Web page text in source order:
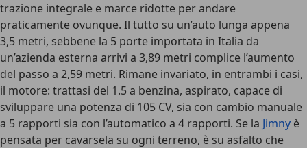
trazione integrale e marce ridotte per andare
praticamente ovunque. Il tutto su un’auto lunga appena
3,5 metri, sebbene la 5 porte importata in Italia da
un’azienda esterna arrivi a 3,89 metri complice l’aumento
del passo a 2,59 metri. Rimane invariato, in entrambi i casi,
il motore: trattasi del 1.5 a benzina, aspirato, capace di
sviluppare una potenza di 105 CV, sia con cambio manuale
a 5 rapporti sia con l’automatico a 4 rapporti. Se la Jimny è
pensata per cavarsela su ogni terreno, è su asfalto che